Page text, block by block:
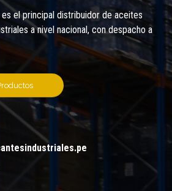
es el principal distribuidor de aceites
a nivel nacional, con despacho a